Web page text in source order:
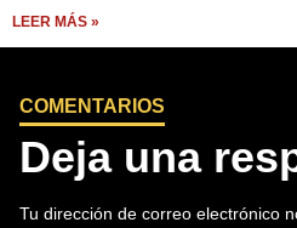
LEER MÁS »
COMENTARIOS
Deja una
Tu dirección de correo electrónico